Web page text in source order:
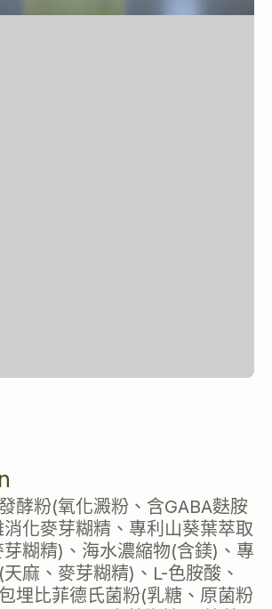
酵粉(氧化澱粉、含GABA麩胺
化麥芽糊精、專利山葵葉萃取
糊精)、海水濃縮物(含鎂)、專
麻、麥芽糊精)、L-色胺酸、
埋比菲德氏菌粉(乳糖、原菌粉